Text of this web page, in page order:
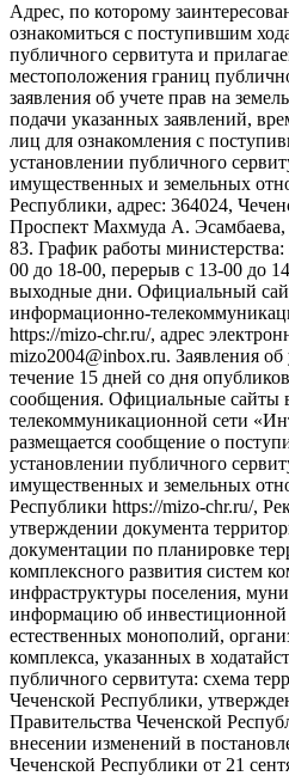
Адрес, по которому
ознакомиться с поступившим
публичного сервитута и
местоположения границ
заявления об учете прав на
подачи указанных заявлений,
лиц для ознакомления с
установлении публичного
имущественных и земельных
Республики, адрес: 364024,
Проспект Махмуда А. Эсамбаева,
83. График работы
00 до 18-00, перерыв с 13-00 до
выходные дни. Официальный
информационно-
https://mizo-chr.ru/, адрес
mizo2004@inbox.ru. Заявления
течение 15 дней со дня
сообщения. Официальные сайты
телекоммуникационной сети
размещается сообщение о
установлении публичного
имущественных и земельных
Республики https://mizo-chr.ru/,
утверждении документа
документации по планировке
комплексного развития систем
инфраструктуры поселения,
информацию об инвестиционной
естественных монополий,
комплекса, указанных в
публичного сервитута: схема
Чеченской Республики,
Правительства Чеченской
внесении изменений в
Чеченской Республики от 21